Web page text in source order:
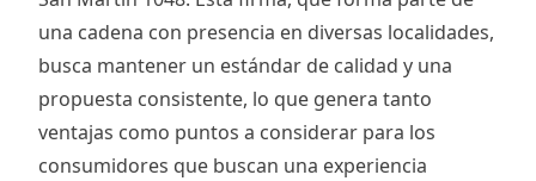
una cadena con presencia en diversas localidades,
busca mantener un estándar de calidad y una
propuesta consistente, lo que genera tanto
ventajas como puntos a considerar para los
consumidores que buscan una experiencia